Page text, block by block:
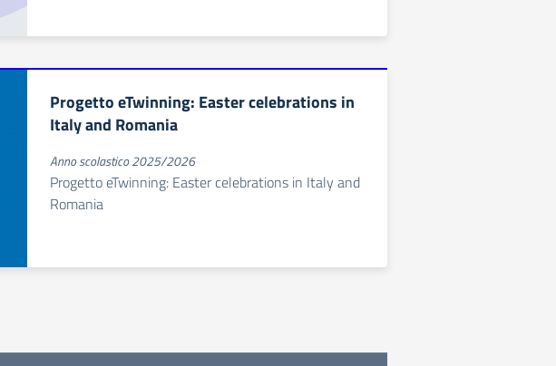
Progetto eTwinning: Easter celebrations in
Italy and Romania
Anno scolastico 2025/2026
Progetto eTwinning: Easter celebrations in Italy and
Romania